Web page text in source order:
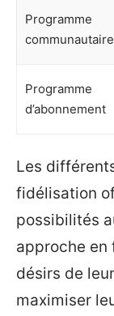
Programme
communautaire
Programme
d’abonnement
Les
fidélisation
possibilités
approche en
désirs de
maximiser